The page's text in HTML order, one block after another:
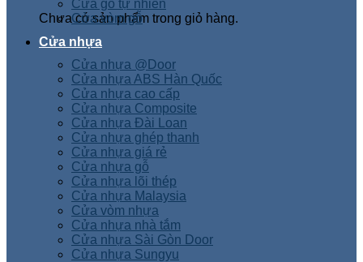
Chưa có sản phẩm trong giỏ hàng.
Cửa gỗ tự nhiên
Cửa vòm gỗ
Cửa nhựa
Cửa nhựa @Door
Cửa nhựa ABS Hàn Quốc
Cửa nhựa cao cấp
Cửa nhựa Composite
Cửa nhựa Đài Loan
Cửa nhựa ghép thanh
Cửa nhựa giá rẻ
Cửa nhựa gỗ
Cửa nhựa lõi thép
Cửa nhựa Malaysia
Cửa vòm nhựa
Cửa nhựa nhà tắm
Cửa nhựa Sài Gòn Door
Cửa nhựa Sungyu